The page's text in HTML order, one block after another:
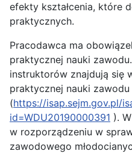
efekty kształcenia, które
praktycznych.
Pracodawca ma
praktycznej nauki
instruktorów znajdują się
praktycznej nauki zawodu
(https://isap.sejm.gov.pl/
id=WDU20190000391 ).
w rozporządzeniu w
zawodowego